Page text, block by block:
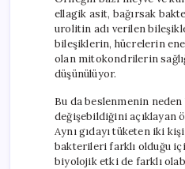
ellagik asit, bağırsak
urolitin adı verilen
bileşiklerin, hücrelerin
olan mitokondrilerin
düşünülüyor.
Bu da beslenmenin
değişebildiğini açıklayan
Aynı gıdayı tüketen iki
bakterileri farklı olduğu
biyolojik etki de farklı